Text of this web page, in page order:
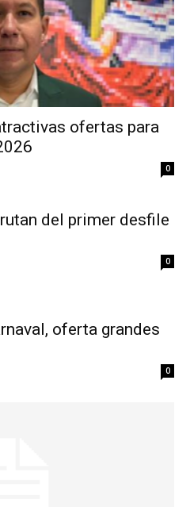
ofertas para
0
del primer desfile
0
oferta grandes
0